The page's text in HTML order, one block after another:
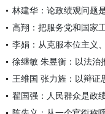
林建华：论政绩观问题
高翔：把服务党和国家
李娟：从克服本位主义
徐继敏 朱昱衡：以法治
王维国 张力旌：以辩证
翟国强：人民群众是政